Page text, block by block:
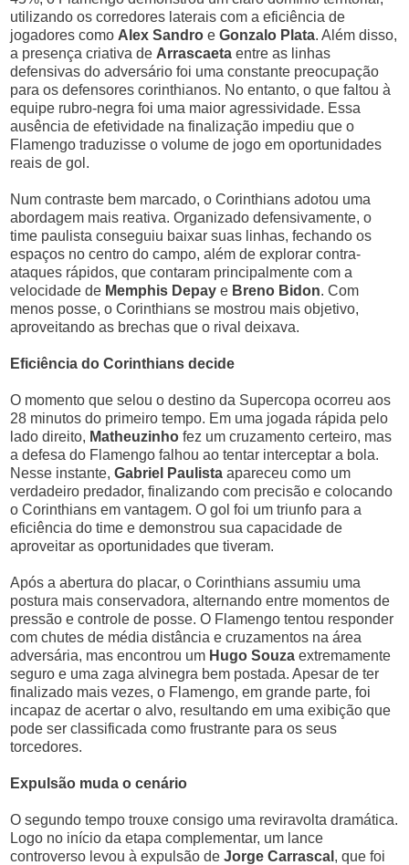
utilizando os corredores laterais com a eficiência de
jogadores como Alex Sandro eGonzalo Plata. Além disso,
a presença criativa de Arrascaeta entre as linhas
defensivas do adversário foi uma constante preocupação
para os defensores corinthianos. No entanto, o que faltou à
equipe rubro-negra foi uma maior agressividade. Essa
ausência de efetividade na finalização impediu que o
Flamengo traduzisse o volume de jogo em oportunidades
reais de gol.
Num contraste bem marcado, o Corinthians adotou uma
abordagem mais reativa. Organizado defensivamente, o
time paulista conseguiu baixar suas linhas, fechando os
espaços no centro do campo, além de explorar contra-
ataques rápidos, que contaram principalmente com a
velocidade de Memphis Depay e Breno Bidon. Com
menos posse, o Corinthians se mostrou mais objetivo,
aproveitando as brechas que o rival deixava.
Eficiência do Corinthians decide
O momento que selou o destino da Supercopa ocorreu aos
28 minutos do primeiro tempo. Em uma jogada rápida pelo
lado direito, Matheuzinho fez um cruzamento certeiro, mas
a defesa do Flamengo falhou ao tentar interceptar a bola.
Nesse instante,Gabriel Paulista apareceu como um
verdadeiro predador, finalizando com precisão e colocando
o Corinthians em vantagem. O gol foi um triunfo para a
eficiência do time e demonstrou sua capacidade de
aproveitar as oportunidades que tiveram.
Após a abertura do placar, o Corinthians assumiu uma
postura mais conservadora, alternando entre momentos de
pressão e controle de posse. O Flamengo tentou responder
com chutes de média distância e cruzamentos na área
adversária, mas encontrou um Hugo Souza extremamente
seguro e uma zaga alvinegra bem postada. Apesar de ter
finalizado mais vezes, o Flamengo, em grande parte, foi
incapaz de acertar o alvo, resultando em uma exibição que
pode ser classificada como frustrante para os seus
torcedores.
Expulsão muda o cenário
O segundo tempo trouxe consigo uma reviravolta dramática.
Logo no início da etapa complementar, um lance
controverso levou à expulsão deJorge Carrascal , que foi